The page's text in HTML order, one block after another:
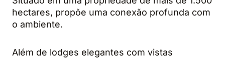
hectares, propõe uma conexão profunda com
o ambiente.
Além de lodges elegantes com vistas